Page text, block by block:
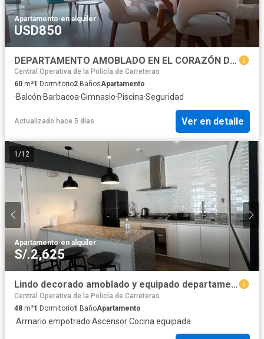
Apartamento·en alquiler
USD850
DEPARTAMENTO AMOBLADO EN EL CORAZÓN DE MIRAFLORES
Central Operativa de la Policía de Carreteras
60 m²1 Dormitorio2 BañosApartamento
·Balcón·Barbacoa·Gimnasio·Piscina·Seguridad
Actualizado hace 5 días Ver en detalle
1 /12
Apartamento·en alquiler
S/.2,625
Lindo decorado amoblado y equipado departamento barranco
Central Operativa de la Policía de Carreteras
48 m²1 Dormitorio1 BañoApartamento
·Armario empotrado·Ascensor·Cocina equipada